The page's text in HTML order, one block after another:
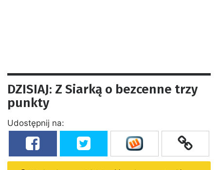
DZISIAJ: Z Siarką o bezcenne trzy
punkty
Udostępnij na: